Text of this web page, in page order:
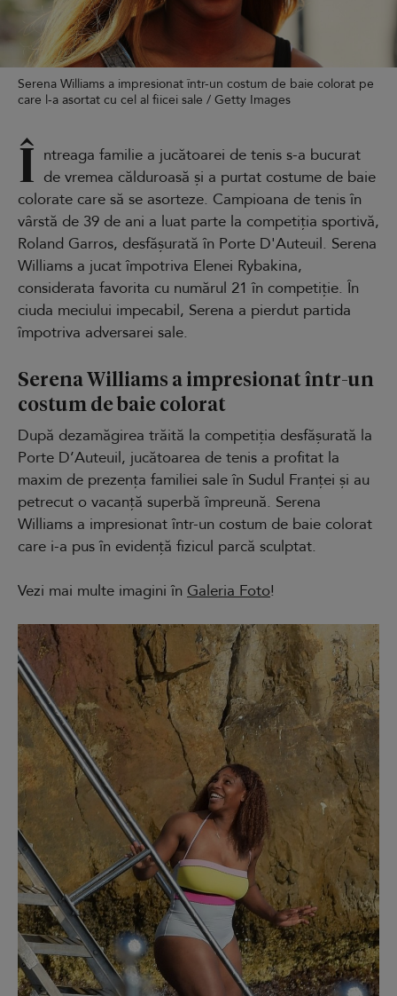
Serena Williams a impresionat într-un costum de baie colorat pe
care l-a asortat cu cel al fiicei sale / Getty Images
Î ntreaga familie a jucătoarei de tenis s-a bucurat
de vremea călduroasă și a purtat costume de baie
colorate care să se asorteze. Campioana de tenis în
vârstă de 39 de ani a luat parte la competiția sportivă,
Roland Garros, desfășurată în Porte D'Auteuil. Serena
Williams a jucat împotriva Elenei Rybakina,
considerata favorita cu numărul 21 în competiție. În
ciuda meciului impecabil, Serena a pierdut partida
împotriva adversarei sale.
Serena Williams a impresionat într-un
costum de baie colorat
După dezamăgirea trăită la competiția desfășurată la
Porte D’Auteuil, jucătoarea de tenis a profitat la
maxim de prezența familiei sale în Sudul Franței și au
petrecut o vacanță superbă împreună. Serena
Williams a impresionat într-un costum de baie colorat
care i-a pus în evidență fizicul parcă sculptat.
Vezi mai multe imagini în Galeria Foto!